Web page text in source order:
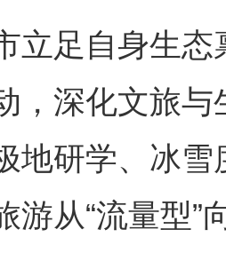
足自身生态
，深化文旅
地研学、冰
游从“流量型”